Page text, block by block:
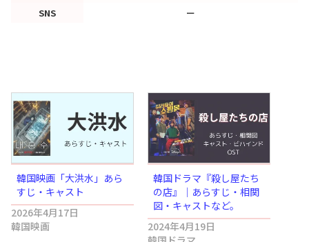
SNS
ー
韓国映画「大洪水」あら
すじ・キャスト
2026年4月17日
韓国映画
韓国ドラマ『殺し屋たち
の店』｜あらすじ・相関
図・キャストなど。
2024年4月19日